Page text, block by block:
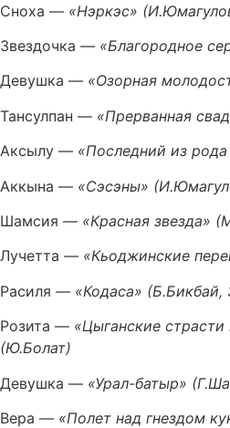
Сноха — «Нэркэс»
Звездочка — «Благородное
Девушка — «Озорная
Тансулпан — «Прерванная
Аксылу — «Последний из
Аккына — «Сэсэны»
Шамсия — «Красная звезда»
Лучетта — «Кьоджинские
Расиля — «Кодаса» (Б.Бикбай,
Розита — «Цыганские
(Ю.Болат)
Девушка — «Урал-батыр»
Вера — «Полет над гнездом